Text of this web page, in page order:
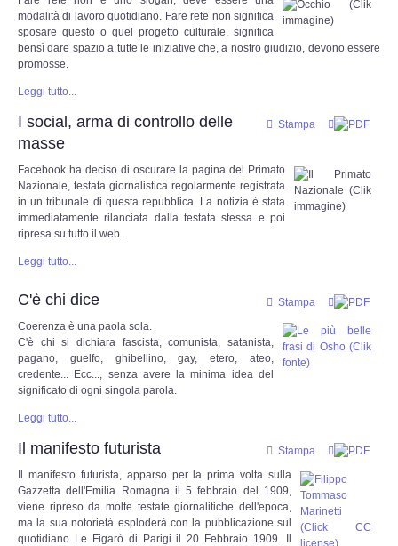
Mito e Poesia
I CADUTI
DOCUMENTI
Documenti 1900 - 1940
Documenti 1940 - 2000
Documenti dal 2000 ad oggi
Super Guest
MULTIMEDIA
Canzoniere
Filmati
Gallerie fotografiche
Discimus Vitae
modalità di lavoro quotidiano. Fare rete non significa
sposare questo o quel progetto culturale, significa
bensì dare spazio a tutte le iniziative che, a nostro giudizio, devono essere
promosse.
Leggi tutto...
Stampa
I social, arma di controllo delle
masse
Facebook ha deciso di oscurare la pagina del Primato
Nazionale, testata giornalistica regolarmente registrata
in un tribunale di questa repubblica. La notizia è stata
immediatamente rilanciata dalla testata stessa e poi
ripresa su tutto il web.
Leggi tutto...
Stampa
C'è chi dice
Coerenza è una paola sola.
C'è chi si dichiara fascista, comunista, satanista,
pagano, guelfo, ghibellino, gay, etero, ateo,
credente... Ecc..., senza avere la minima idea del
significato di ogni singola parola.
Leggi tutto...
Stampa
Il manifesto futurista
Il manifesto futurista, apparso per la prima volta sulla
Gazzetta dell'Emilia Romagna il 5 febbraio del 1909,
viene ripreso da molte testate giornalitiche dell'epoca,
ma la sua notorietà esploderà con la pubblicazione sul
quotidiano Le Figarò di Parigi il 20 Febbraio 1909. Il